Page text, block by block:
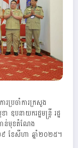
រប្រចាំការក្រសួង
បនាយករដ្ឋមន្ត្រី រដ្ឋ
ាន់មុខតំណែង
៩ ខែសីហា ឆ្នាំ២០២៥។